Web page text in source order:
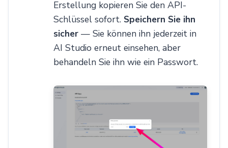
Erstellung kopieren Sie den API-
Schlüssel sofort. Speichern Sie ihn
sicher — Sie können ihn jederzeit in
AI Studio erneut einsehen, aber
behandeln Sie ihn wie ein Passwort.